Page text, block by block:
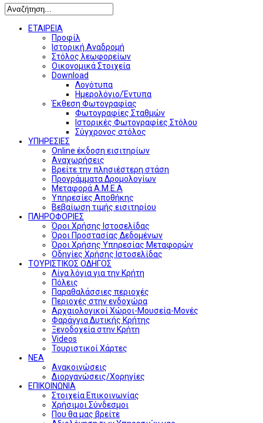
ΕΤΑΙΡΕΙΑ
Προφίλ
Ιστορική Αναδρομή
Στόλος λεωφορείων
Οικονομικά Στοιχεία
Download
Λογότυπα
Ημερολόγιο/Έντυπα
Έκθεση Φωτογραφίας
Φωτογραφίες Σταθμών
Ιστορικές Φωτογραφίες Στόλου
Σύγχρονος στόλος
ΥΠΗΡΕΣΙΕΣ
Online έκδοση εισιτηρίων
Αναχωρήσεις
Βρείτε την πλησιέστερη στάση
Προγράμματα Δρομολογίων
Μεταφορά Α.Μ.Ε.Α
Υπηρεσίες Αποθήκης
Βεβαίωση τιμής εισιτηρίου
ΠΛΗΡΟΦΟΡΙΕΣ
Όροι Χρήσης Ιστοσελίδας
Όροι Προστασίας Δεδομένων
Όροι Χρήσης Υπηρεσίας Μεταφορών
Οδηγίες Χρήσης Ιστοσελίδας
ΤΟΥΡΙΣΤΙΚΟΣ ΟΔΗΓΟΣ
Λίγα λόγια για την Κρήτη
Πόλεις
Παραθαλάσσιες περιοχές
Περιοχές στην ενδοχώρα
Αρχαιολογικοί Χώροι-Μουσεία-Μονές
Φαράγγια Δυτικής Κρήτης
Ξενοδοχεία στην Κρήτη
Videos
Τουριστικοί Χάρτες
ΝΕΑ
Ανακοινώσεις
Διοργανώσεις/Χορηγίες
ΕΠΙΚΟΙΝΩΝΙΑ
Στοιχεία Επικοινωνίας
Χρήσιμοι Σύνδεσμοι
Που θα μας βρείτε